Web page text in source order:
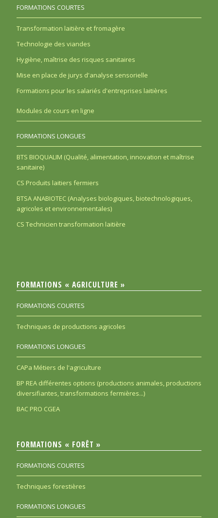
FORMATIONS COURTES
Transformation laitière et fromagère
Technologie des viandes
Hygiène, maîtrise des risques sanitaires
Mise en place de jurys d'analyse sensorielle
Formations pour les salariés d'entreprises laitières
Modules de cours en ligne
FORMATIONS LONGUES
BTS BIOQUALIM (Qualité, alimentation, innovation et maîtrise
sanitaire)
CS Produits laitiers fermiers
BTSA ANABIOTEC (Analyses biologiques, biotechnologiques,
agricoles et environnementales)
CS Technicien transformation laitière
FORMATIONS « AGRICULTURE »
FORMATIONS COURTES
Techniques de productions agricoles
FORMATIONS LONGUES
CAPa Métiers de l'agriculture
BP REA différentes options (productions animales, productions
diversifiantes, transformations fermières...)
BAC PRO CGEA
FORMATIONS « FORÊT »
FORMATIONS COURTES
Techniques forestières
FORMATIONS LONGUES